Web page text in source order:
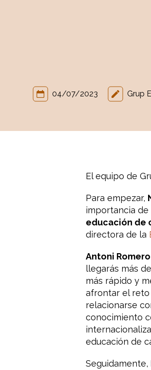
04/07/2023 Grup
El equipo de
Para empezar,
importancia
educación de
directora de la
Antoni Romero
llegarás más
más rápido y
afrontar el
relacionarse
conocimiento
educación de
Seguidamente,